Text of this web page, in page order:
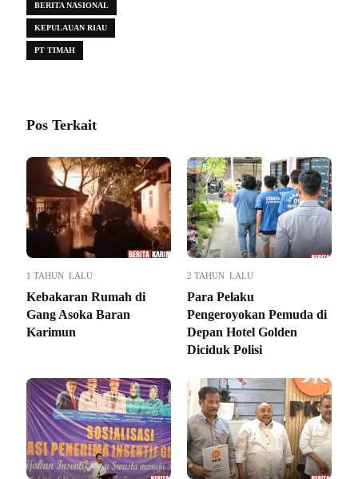
BERITA NASIONAL
KEPULAUAN RIAU
PT TIMAH
Pos Terkait
1 TAHUN LALU
Kebakaran Rumah di
Gang Asoka Baran
Karimun
2 TAHUN LALU
Para Pelaku
Pengeroyokan Pemuda di
Depan Hotel Golden
Diciduk Polisi